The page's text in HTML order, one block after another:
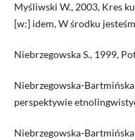
Myśliwski W., 2003, Kres
[w:] idem, W środku
Niebrzegowska S., 1999,
Niebrzegowska-
perspektywie
Niebrzegowska-Bartmińska